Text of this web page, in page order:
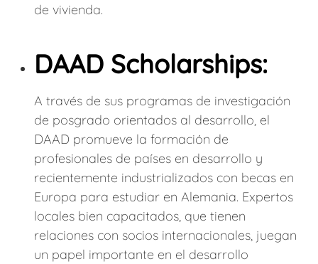
de vivienda.
DAAD Scholarships:
A través de sus programas de investigación
de posgrado orientados al desarrollo, el
DAAD promueve la formación de
profesionales de países en desarrollo y
recientemente industrializados con becas en
Europa para estudiar en Alemania. Expertos
locales bien capacitados, que tienen
relaciones con socios internacionales, juegan
un papel importante en el desarrollo